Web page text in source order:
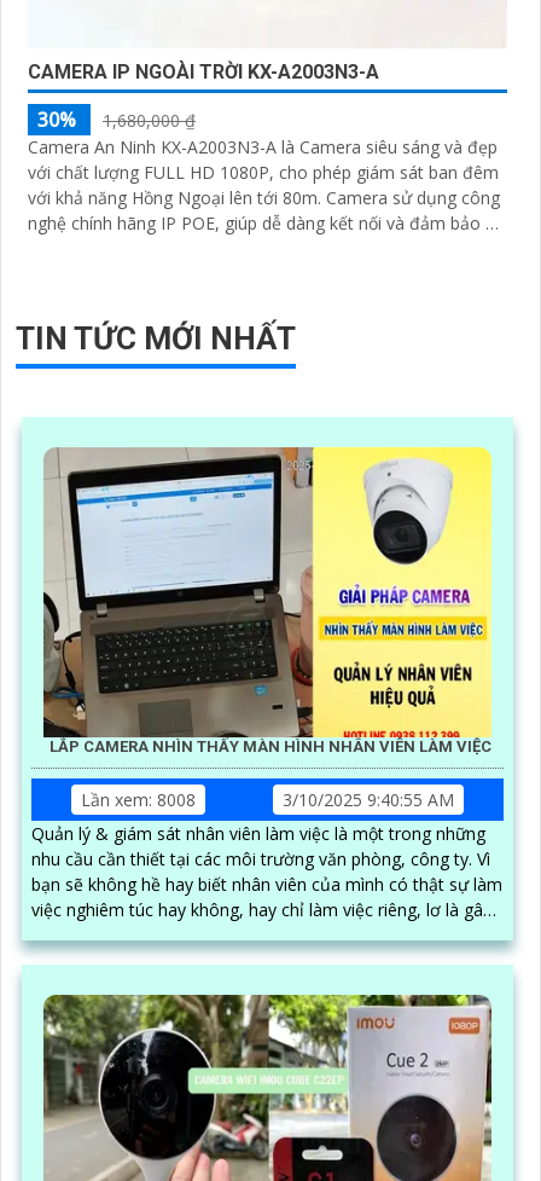
CAMERA IP NGOÀI TRỜI KX-A2003N3-A
30%
1,680,000 ₫
Camera An Ninh KX-A2003N3-A là Camera siêu sáng và đẹp
với chất lượng FULL HD 1080P, cho phép giám sát ban đêm
với khả năng Hồng Ngoại lên tới 80m. Camera sử dụng công
nghệ chính hãng IP POE, giúp dễ dàng kết nối và đảm bảo độ
TIN TỨC MỚI NHẤT
LẮP CAMERA NHÌN THẤY MÀN HÌNH NHÂN VIÊN LÀM VIỆC
Lần xem: 8008
3/10/2025 9:40:55 AM
Quản lý & giám sát nhân viên làm việc là một trong những
nhu cầu cần thiết tại các môi trường văn phòng, công ty. Vì
bạn sẽ không hề hay biết nhân viên của mình có thật sự làm
việc nghiêm túc hay không, hay chỉ làm việc riêng, lơ là gây